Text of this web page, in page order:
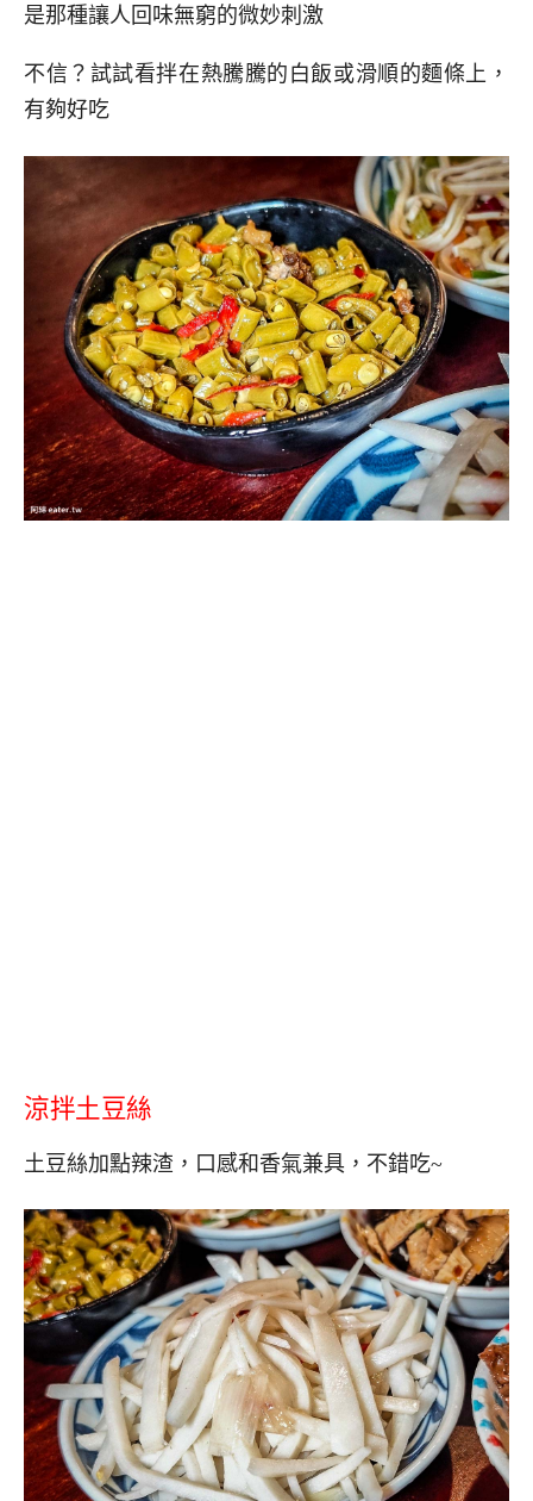
是那種讓人回味無窮的微妙刺激
不信？試試看拌在熱騰騰的白飯或滑順的麵條上，
有夠好吃
涼拌土豆絲
土豆絲加點辣渣，口感和香氣兼具，不錯吃~